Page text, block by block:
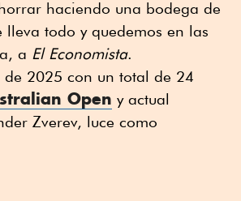
haciendo una bodega de
todo y quedemos en las
a El Economista.
2025 con un total de 24
Open y actual
Zverev, luce como